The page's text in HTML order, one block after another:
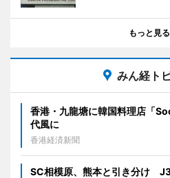
もっと見る
みん経ト
香港・九龍塘に韓国料理店「
代風に
香港経済新聞
SC相模原、熊本と引き分け